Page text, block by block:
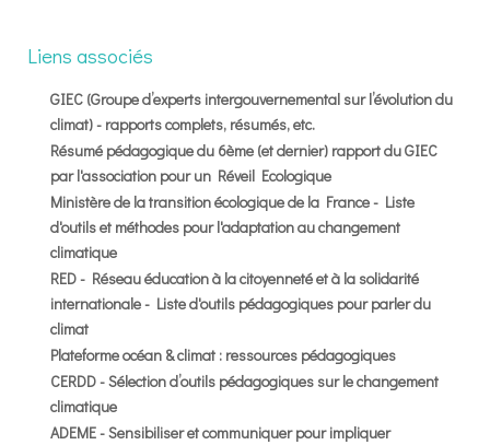
Liens associés
GIEC (Groupe d’experts intergouvernemental sur l’évolution du
climat) - rapports complets, résumés, etc.
Résumé pédagogique du 6ème (et dernier) rapport du GIEC
par l'association pour un Réveil Ecologique
Ministère de la transition écologique de la France - Liste
d'outils et méthodes pour l'adaptation au changement
climatique
RED - Réseau éducation à la citoyenneté et à la solidarité
internationale - Liste d'outils pédagogiques pour parler du
climat
Plateforme océan & climat : ressources pédagogiques
CERDD - Sélection d’outils pédagogiques sur le changement
climatique
ADEME - Sensibiliser et communiquer pour impliquer